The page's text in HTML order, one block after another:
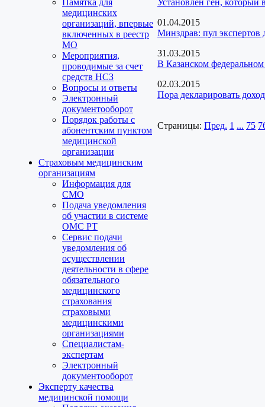
Памятка для
медицинских
организаций, впервые
включенных в реестр
МО
Мероприятия,
проводимые за счет
средств НСЗ
Вопросы и ответы
Электронный
документооборот
Порядок работы с
абонентским пунктом
медицинской
организации
Страховым медицинским
организациям
Информация для
СМО
Подача уведомления
об участии в системе
ОМС РТ
Сервис подачи
уведомления об
осуществлении
деятельности в сфере
обязательного
медицинского
страхования
страховыми
медицинскими
организациями
Специалистам-
экспертам
Электронный
документооборот
Эксперту качества
медицинской помощи
Установлен ген, который
01.04.2015
Минздрав: пул экспертов
31.03.2015
В Казанском федеральном
02.03.2015
Пора декларировать
Страницы: Пред. 1 ... 75